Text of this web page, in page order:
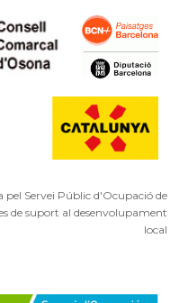
pel Servei Públic d'Ocupació de
de suport al desenvolupament
local